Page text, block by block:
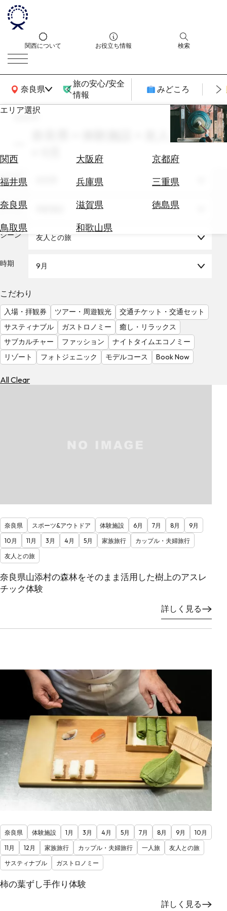
関西について お役立ち情報 検索
奈良県
関西広域MAP
旅の安心/安全
情報
みどころ
エリア選択
関西 大阪府
京都府
福井県
兵庫県
三重県
奈良県
滋賀県
徳島県
鳥取県
和歌山県
エ
券
テ
を
る
気
を
見
る
search
奈良県 × 体験施設 × 友人との旅
エリア
テーマ
シーン 友人との旅
時期 9月
こだわり
入場・拝観券 ツアー・周遊観光
交通チケット・交通セット
サスティナブル
ガストロノミー
癒し・リラックス
サブカルチャー
ファッション
ナイトタイムエコノミー
リゾート
フォトジェニック モデルコース Book Now
All Clear
奈良県 スポーツ&アウトドア 体験施設 6月 7月 8月
9月
10月
11月 3月 4月 5月 家族旅行
カップル・夫婦旅行
友人との旅
奈良県山添村の森林をそのまま活用した樹上のアスレ
チック体験
詳しく見る
奈良県 体験施設 1月 3月 4月 5月 7月 8月 9月
10月
11月
12月 家族旅行 カップル・夫婦旅行 一人旅
友人との旅
サスティナブル
ガストロノミー
柿の葉ずし手作り体験
詳しく見る